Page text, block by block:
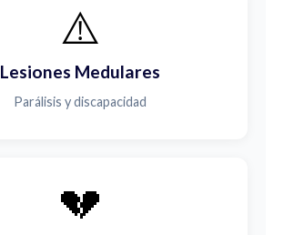
⚠️
Lesiones Medulares
Parálisis y discapacidad
💔